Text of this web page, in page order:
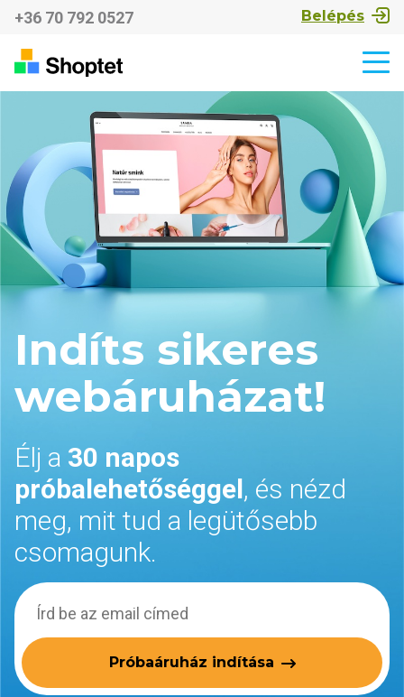
+36 70 792 0527 Belépés
Indíts sikeres
webáruházat!
Élj a 30 napos
próbalehetőséggel, és nézd
meg, mit tud a legütősebb
csomagunk.
Próbaáruház indítása